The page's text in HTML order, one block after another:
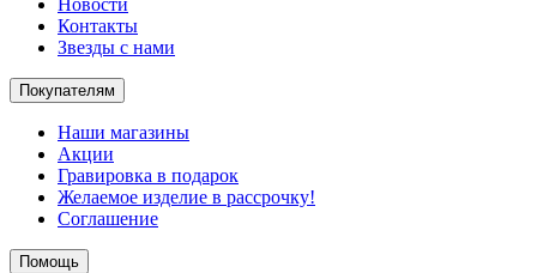
Новости
Контакты
Звезды с нами
Покупателям
Наши магазины
Акции
Гравировка в подарок
Желаемое изделие в рассрочку!
Соглашение
Помощь